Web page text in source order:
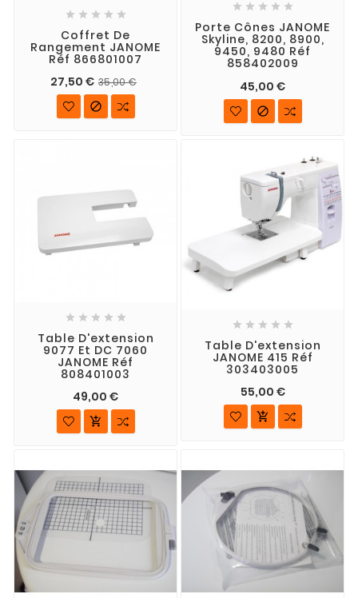
    
Coffret De
Rangement JANOME
Réf 866801007
27,50 € 35,00 €

    
Porte Cônes JANOME
Skyline, 8200, 8900,
9450, 9480 Réf
858402009
45,00 €

    
Table D'extension
9077 Et DC 7060
JANOME Réf
808401003
49,00 €

    
Table D'extension
JANOME 415 Réf
303403005
55,00 €
